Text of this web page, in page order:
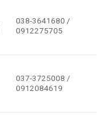
038-3641680 /
0912275705
037-3725008 /
0912084619